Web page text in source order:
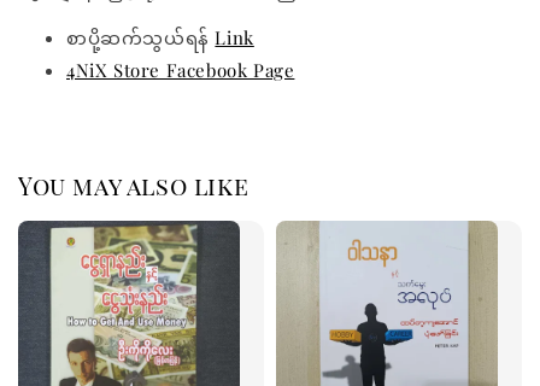
စာပို့ဆက်သွယ်ရန်Link
4NiX Store Facebook Page
You may also like